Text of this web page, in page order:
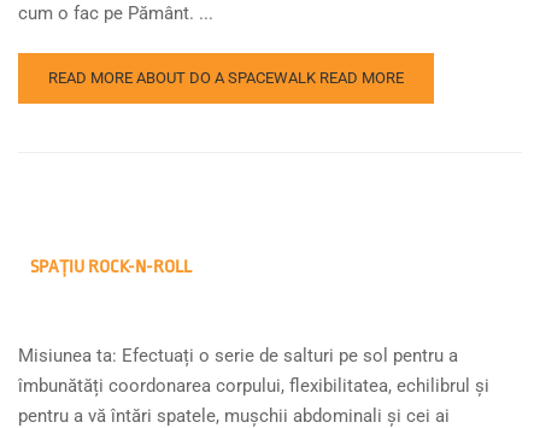
cum o fac pe Pământ. ...
READ MORE ABOUT DO A SPACEWALK READ MORE
SPAȚIU ROCK-N-ROLL
Misiunea ta: Efectuați o serie de salturi pe sol pentru a
îmbunătăți coordonarea corpului, flexibilitatea, echilibrul și
pentru a vă întări spatele, mușchii abdominali și cei ai